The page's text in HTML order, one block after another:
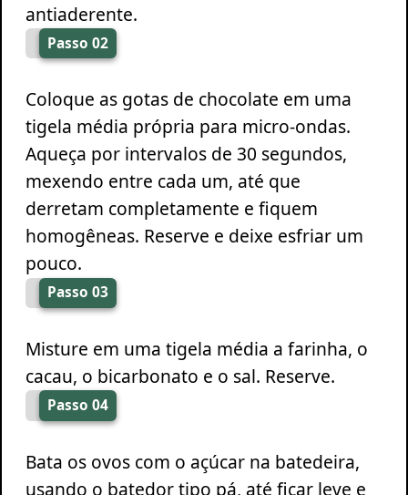
antiaderente.
Passo 02
Coloque as gotas de chocolate em uma
tigela média própria para micro-ondas.
Aqueça por intervalos de 30 segundos,
mexendo entre cada um, até que
derretam completamente e fiquem
homogêneas. Reserve e deixe esfriar um
pouco.
Passo 03
Misture em uma tigela média a farinha, o
cacau, o bicarbonato e o sal. Reserve.
Passo 04
Bata os ovos com o açúcar na batedeira,
usando o batedor tipo pá, até ficar leve e